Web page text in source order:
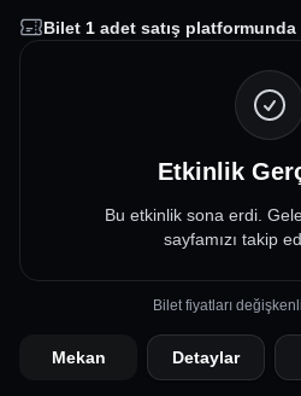
Bilet 1 adet satış
Etkinlik
Bu etkinlik sona erdi.
sayfamızı takip
Bilet fiyatları
Mekan Detaylar